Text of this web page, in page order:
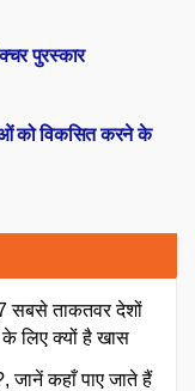
को विकसित करने के
पुरस्कार
सबसे ताकतवर देशों
लिए क्यों है खास
जानें कहाँ पाए जाते हैं